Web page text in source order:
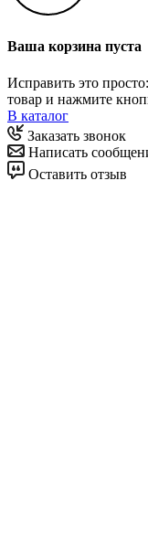
Ваша корзина пуста
Исправить это
товар и нажмите
В каталог
Заказать звонок
Написать
Оставить отзыв